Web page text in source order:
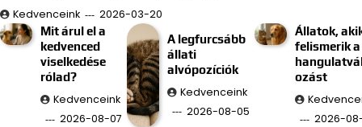
Kedvenceink
2026-03-20
Mit árul el a
kedvenced
viselkedése
rólad?
Kedvenceink
2026-08-07
A legfurcsább
állati
alvópozíciók
Kedvenceink
2026-08-05
Állatok,
felismerik a
ozást
2026-